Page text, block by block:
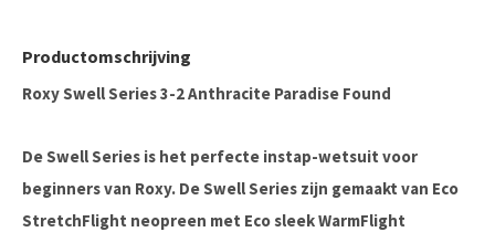
Productomschrijving
Roxy Swell Series 3-2 Anthracite Paradise Found
De Swell Series is het perfecte instap-wetsuit voor
beginners van Roxy. De Swell Series zijn gemaakt van Eco
StretchFlight neopreen met Eco sleek WarmFlight